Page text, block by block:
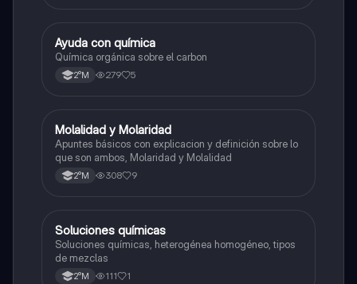
Química
Ayuda con química
Química orgánica sobre el carbon
2°M 279 5
Química
Molalidad y Molaridad
Apuntes básicos con explicacion y definición sobre lo
que son ambos, Molaridad y Molalidad
2°M 308 9
Química
Soluciones químicas
Soluciones químicas, heterogénea homogéneo, tipos
de mezclas
2°M 111 1